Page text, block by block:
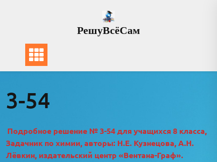
РешуВсёСам
3-54
Подробное решение № 3-54 для учащихся 8 класса,
Задачник по химии, авторы: Н.Е. Кузнецова, А.Н.
Лёвкин, издательский центр «Вентана-Граф».